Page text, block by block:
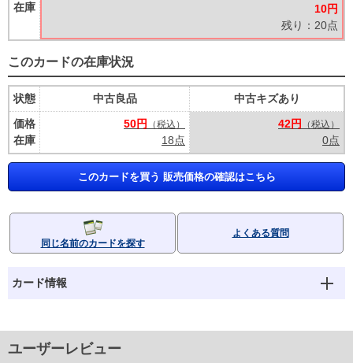
在庫
10円
残り：20点
このカードの在庫状況
状態
価格
在庫
中古良品
50円
（税込）
18点
中古キズあり
42円
（税込）
0点
このカードを買う 販売価格の確認はこちら
同じ名前のカードを探す
よくある質問
カード情報
ユーザーレビュー